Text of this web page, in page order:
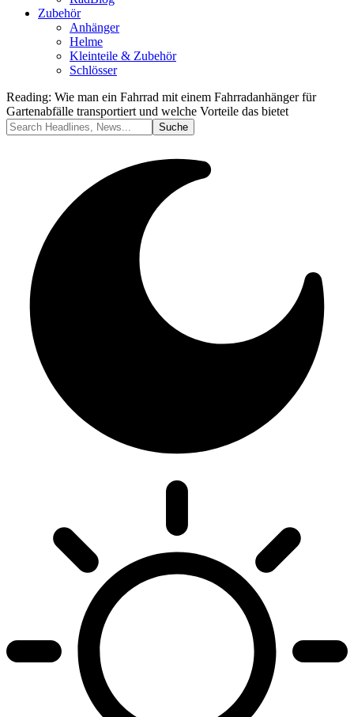
Zubehör
Anhänger
Helme
Kleinteile & Zubehör
Schlösser
Reading: Wie man ein Fahrrad mit einem Fahrradanhänger für
Gartenabfälle transportiert und welche Vorteile das bietet